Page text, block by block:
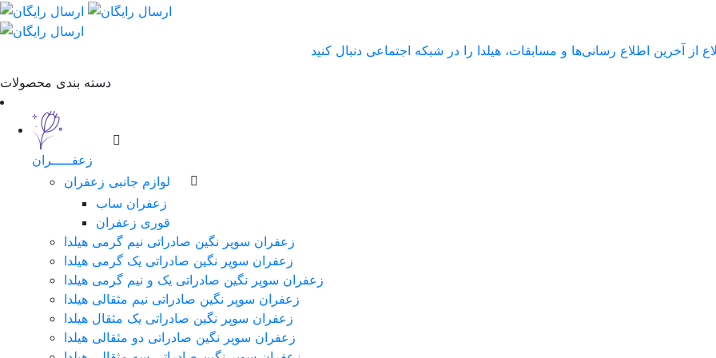
دسته بندی محصولات
زعفـــــران
لوازم جانبی زعفران
زعفران ساب
قوری زعفران
زعفران سوپر نگین صادراتی نیم گرمی هیلدا
زعفران سوپر نگین صادراتی یک گرمی هیلدا
زعفران سوپر نگین صادراتی یک و نیم گرمی هیلدا
زعفران سوپر نگین صادراتی نیم مثقالی هیلدا
زعفران سوپر نگین صادراتی یک مثقال هیلدا
زعفران سوپر نگین صادراتی دو مثقالی هیلدا